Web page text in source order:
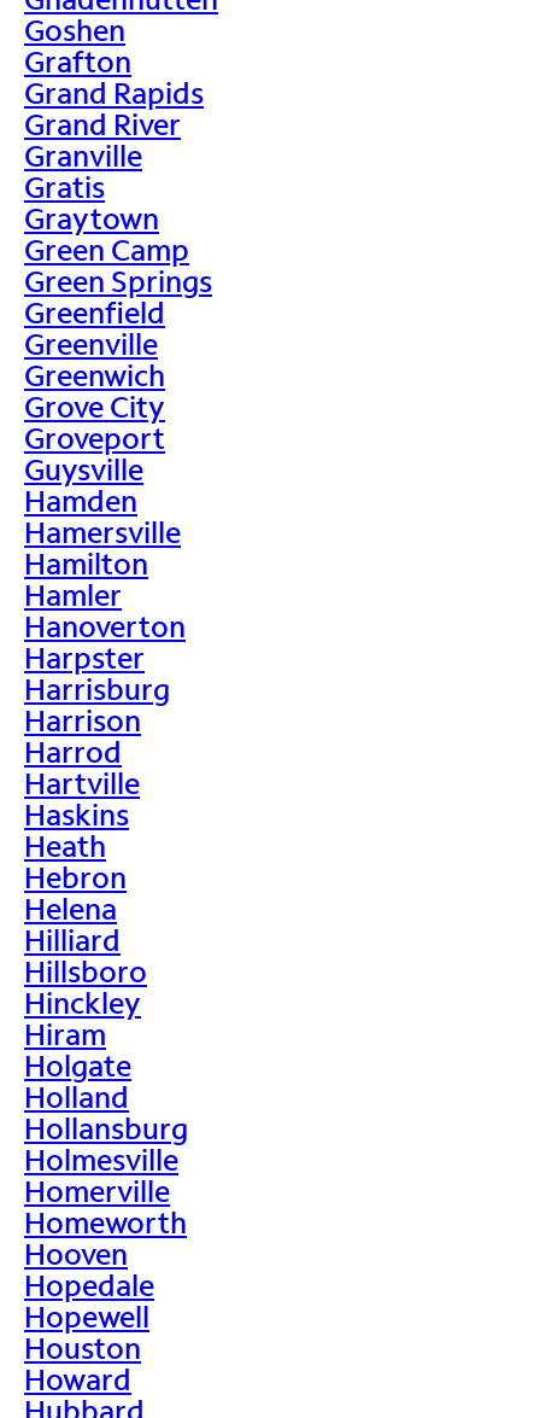
Goshen
Grafton
Grand Rapids
Grand River
Granville
Gratis
Graytown
Green Camp
Green Springs
Greenfield
Greenville
Greenwich
Grove City
Groveport
Guysville
Hamden
Hamersville
Hamilton
Hamler
Hanoverton
Harpster
Harrisburg
Harrison
Harrod
Hartville
Haskins
Heath
Hebron
Helena
Hilliard
Hillsboro
Hinckley
Hiram
Holgate
Holland
Hollansburg
Holmesville
Homerville
Homeworth
Hooven
Hopedale
Hopewell
Houston
Howard
Hubbard